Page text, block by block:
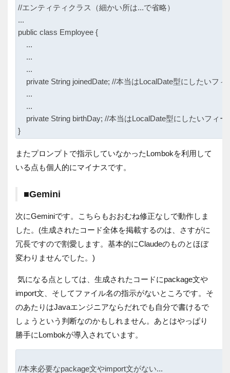
//エンティティクラス（細かい所は...で省略）
...
public class Employee {
    ...
    ...
    ...
private String joinedDate; //本当はLocalDate型にしたいフ
    ...
    ...
private String birthDay; //本当はLocalDate型にしたいフィ
}
またプロンプトで指示していなかったLombokを利用して
いる点も個人的にマイナスです。
■Gemini
次にGeminiです。こちらもおおむね修正なしで動作しま
した。(生成されたコード全体を掲載するのは、さすがに
冗長ですので割愛します。基本的にClaudeのものとほぼ
変わりませんでした。)
気になる点としては、生成されたコードにpackage文や
import文、そしてファイル名の指示がないところです。そ
のあたりはJavaエンジニアならだれでも自分で書けるで
しょうという判断なのかもしれません。あとはやっぱり
勝手にLombokが導入されています。
//本来必要なpackage文やimport文がない...